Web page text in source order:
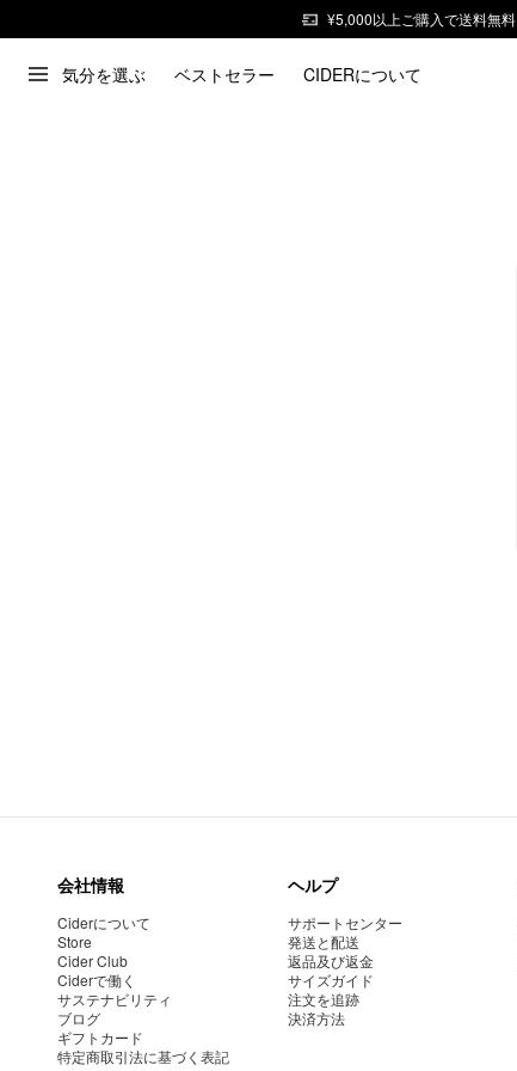
¥5,000以上ご購入で送料無料
気分を選ぶ ベストセラー CIDERについて
会社情報
Ciderについて
Store
Cider Club
Ciderで働く
サステナビリティ
ブログ
ギフトカード
特定商取引法に基づく表記
ヘルプ
サポートセンター
発送と配送
返品及び返金
サイズガイド
注文を追跡
決済方法